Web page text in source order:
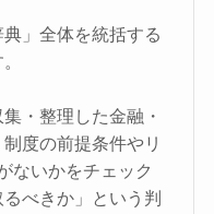
」全体を統括する
・整理した金融・
度の前提条件やリ
ないかをチェック
べきか」という判